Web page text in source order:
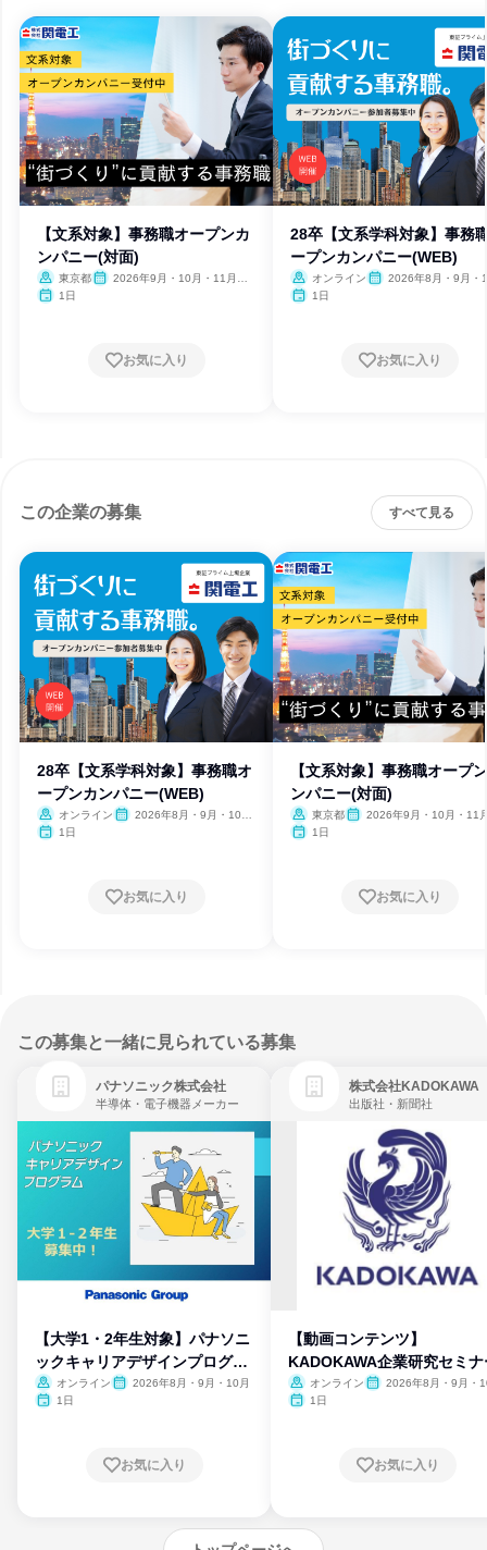
【文系対象】事務職オープンカ
ンパニー(対面)
東京都
2026年9月・10月・11月・1
1日
お気に入り
28卒【文系学科対象】事務
ープンカンパニー(WEB)
オンライン
2026年8月・9月・
1日
お気に入り
この企業の募集 すべて見る
28卒【文系学科対象】事務職オ
ープンカンパニー(WEB)
オンライン
2026年8月・9月・10
1日
お気に入り
【文系対象】事務職オープ
ンパニー(対面)
東京都
2026年9月・10月・11
1日
お気に入り
この募集と一緒に見られている募集
パナソニック株式会社
半導体・電子機器メーカー
【大学1・2年生対象】パナソニ
ックキャリアデザインプログラ
ム
オンライン
2026年8月・9月・10月
1日
お気に入り
株式会社KADOKAWA
出版社・新聞社
【動画コンテンツ】
KADOKAWA企業研究セミナ
オンライン
2026年8月・9月・
1日
お気に入り